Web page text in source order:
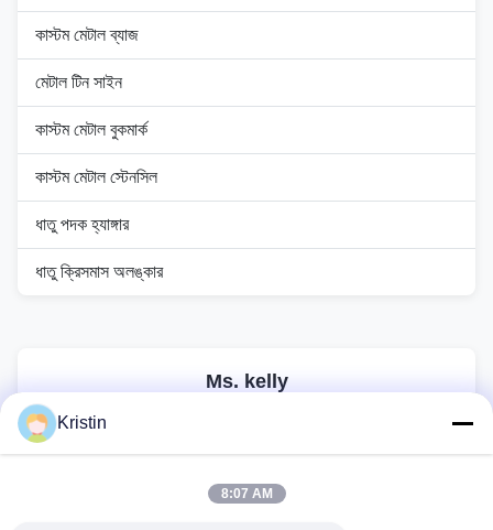
কাস্টম মেটাল ব্যাজ
মেটাল টিন সাইন
কাস্টম মেটাল বুকমার্ক
কাস্টম মেটাল স্টেনসিল
ধাতু পদক হ্যাঙ্গার
ধাতু ক্রিসমাস অলঙ্কার
Ms. kelly
ইমেইল:
8613929212779
Kristin
8:07 AM